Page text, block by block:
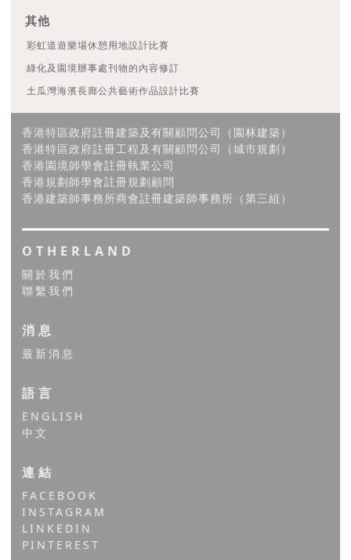
其他
彩虹道遊樂場休憩用地設計比賽
綠化及園境辦事處刊物的內容修訂
土瓜灣海濱長廊公共藝術作品設計比賽
香港特區政府註冊建築及有關顧問公司（園林建築）
香港特區政府註冊工程及有關顧問公司（城市規劃）
香港園境師學會註冊執業公司
香港規劃師學會註冊規劃顧問
香港建築師事務所商會註冊建築師事務所（第三組）
OTHERLAND
關於我們
聯繫我們
消息
最新消息
語言
ENGLISH
中文
連結
FACEBOOK
INSTAGRAM
LINKEDIN
PINTEREST